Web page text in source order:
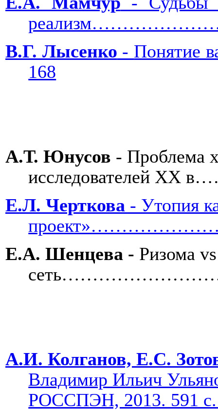
В.Г. Лысенко - Понятие
168
А.Т. Юнусов - Проблема
исследователей XX
Е.Л. Черткова - Утопия
Е.А. Шенцева - Ризома vs
А.И. Колганов, Е.С.
Владимир Ильич
РОССПЭН, 2013. 591